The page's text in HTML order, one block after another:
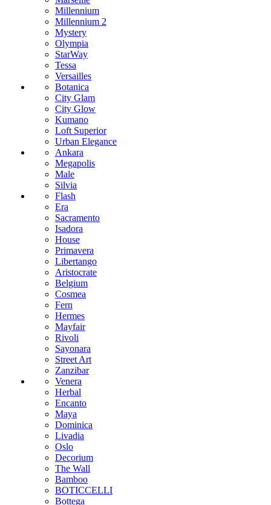
Millennium
Millennium 2
Mystery
Olympia
StarWay
Tessa
Versailles
Botanica
City Glam
City Glow
Kumano
Loft Superior
Urban Elegance
Ankara
Megapolis
Male
Silvia
Flash
Era
Sacramento
Isadora
House
Primavera
Libertango
Aristocrate
Belgium
Cosmea
Fern
Hermes
Mayfair
Rivoli
Sayonara
Street Art
Zanzibar
Venera
Herbal
Encanto
Maya
Dominica
Livadia
Oslo
Decorium
The Wall
Bamboo
BOTICCELLI
Bottega